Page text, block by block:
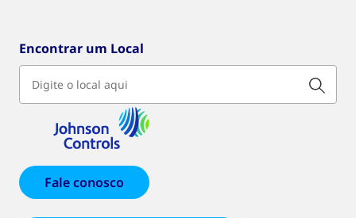
Encontrar um Local
Fale conosco